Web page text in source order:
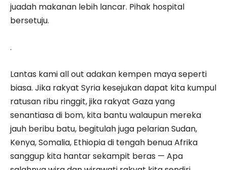
juadah makanan lebih lancar. Pihak hospital
bersetuju.
.
Lantas kami all out adakan kempen maya seperti
biasa. Jika rakyat Syria kesejukan dapat kita kumpul
ratusan ribu ringgit, jika rakyat Gaza yang
senantiasa di bom, kita bantu walaupun mereka
jauh beribu batu, begitulah juga pelarian Sudan,
Kenya, Somalia, Ethiopia di tengah benua Afrika
sanggup kita hantar sekampit beras — Apa